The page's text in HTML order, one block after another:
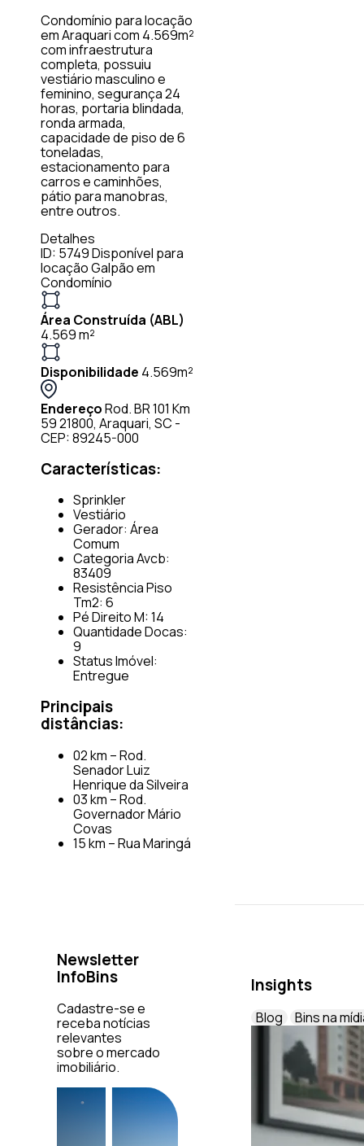
Condomínio para locação
em Araquari com 4.569m²
com infraestrutura
completa, possuiu
vestiário masculino e
feminino, segurança 24
horas, portaria blindada,
ronda armada,
capacidade de piso de 6
toneladas,
estacionamento para
carros e caminhões,
pátio para manobras,
entre outros.
Detalhes
ID: 5749Disponível para
locaçãoGalpão em
Condomínio
Área Construída (ABL)
4.569 m²
Disponibilidade 4.569m²
EndereçoRod. BR 101 Km
59 21800, Araquari, SC -
CEP: 89245-000
Características:
Sprinkler
Vestiário
Gerador: Área
Comum
Categoria Avcb:
83409
Resistência Piso
Tm2: 6
Pé Direito M: 14
Quantidade Docas:
9
Status Imóvel:
Entregue
Principais
distâncias:
02 km – Rod.
Senador Luiz
Henrique da Silveira
03 km – Rod.
Governador Mário
Covas
15 km – Rua Maringá
Newsletter
InfoBins
Cadastre-se e
receba notícias
relevantes
sobre o mercado
imobiliário.
Insights
Blog Bins na